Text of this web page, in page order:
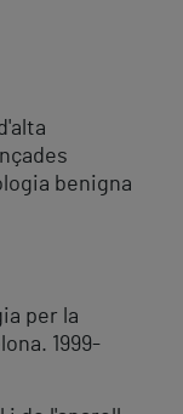
benigna
per la
1999-